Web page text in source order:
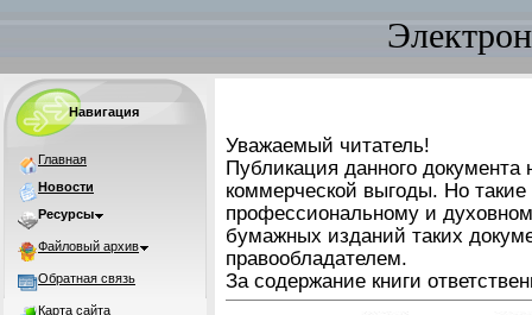
Навигация
Главная
Новости
Ресурсы
Файловый архив
Обратная связь
Карта сайта
Уважаемый читатель!
Публикация данного документа
коммерческой выгоды. Но
профессиональному и
бумажных изданий таких
правообладателем.
За содержание книги